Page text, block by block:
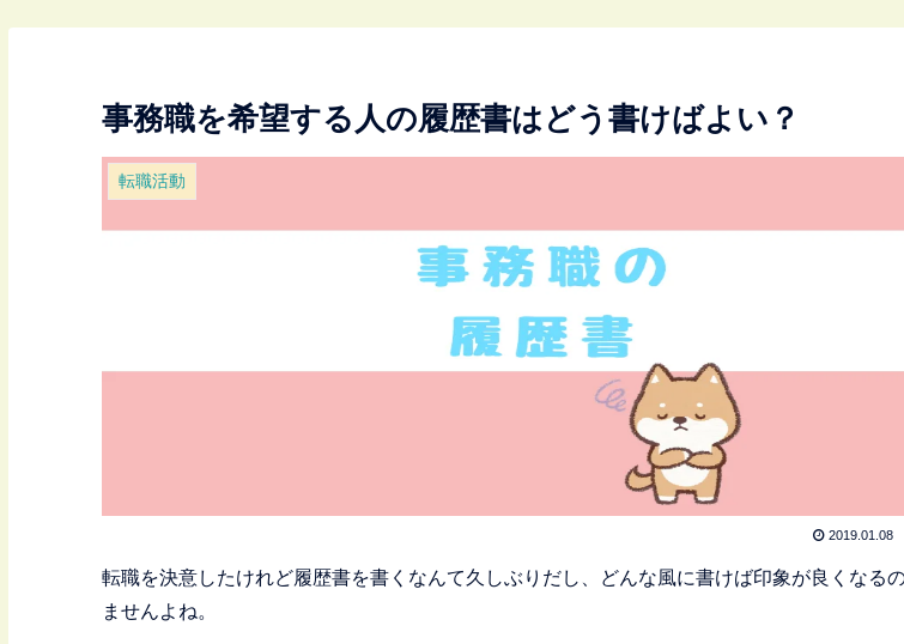
事務職を希望する人の履歴書はどう書けばよい？
転職活動
2019.01.08
転職を決意したけれど履歴書を書くなんて久しぶりだし、どんな風に書けば印象が良くなる
ませんよね。